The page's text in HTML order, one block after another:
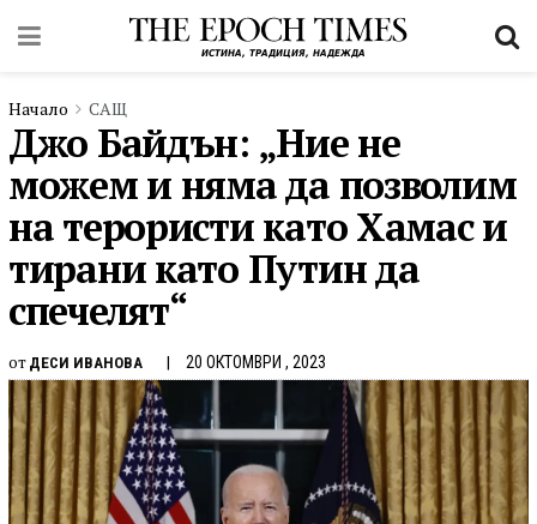
Начало САЩ
Джо Байдън: „Ние не
можем и няма да позволим
на терористи като Хамас и
тирани като Путин да
спечелят“
от ДЕСИ ИВАНОВА 20 ОКТОМВРИ , 2023